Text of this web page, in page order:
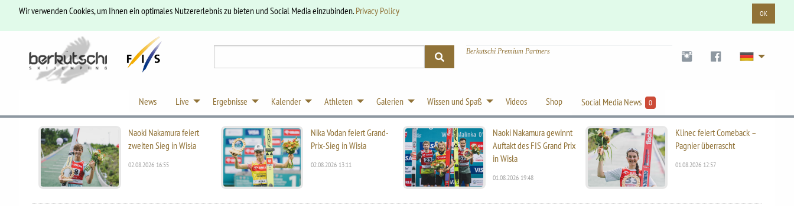
Wir verwenden Cookies, um Ihnen ein optimales Nutzererlebnis zu bieten und Social Media einzubinden.Privacy Policy OK
Berkutschi Premium Partners
News Live Ergebnisse Kalender Athleten Galerien Wissen und Spaß Videos Shop Social Media News 0
Naoki Nakamura feiert
zweiten Sieg in Wisła
02.08.2026 16:55
Nika Vodan feiert Grand-
Prix-Sieg in Wisła
02.08.2026 13:11
Naoki Nakamura gewinnt
Auftakt des FIS Grand Prix
in Wisła
01.08.2026 19:48
Klinec feiert Comeback –
Pagnier überrascht
01.08.2026 12:57